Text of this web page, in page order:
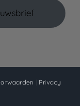
| Privacy